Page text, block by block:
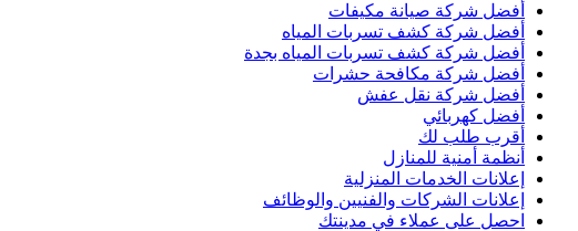
أفضل شركة صيانة مكيفات
أفضل شركة كشف تسربات المياه
أفضل شركة كشف تسربات المياه بجدة
أفضل شركة مكافحة حشرات
أفضل شركة نقل عفش
أفضل كهربائي
أقرب طلب لك
أنظمة أمنية للمنازل
إعلانات الخدمات المنزلية
إعلانات الشركات والفنيين والوظائف
احصل على عملاء في مدينتك